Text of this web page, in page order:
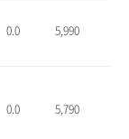
0.0 5,990
0.0 5,790